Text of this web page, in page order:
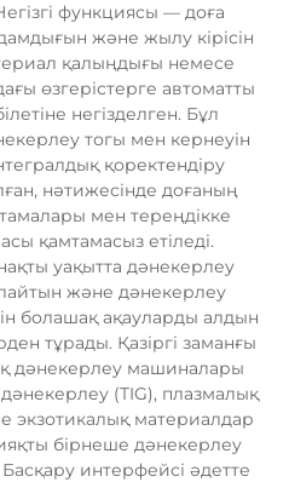
функциясы — доға
және жылу кірісін
қалыңдығы немесе
өзгерістерге автоматты
негізделген. Бұл
тогы мен кернеуін
қоректендіру
нәтижесінде доғаның
мен тереңдікке
қамтамасыз етіледі.
уақытта дәнекерлеу
және дәнекерлеу
болашақ ақауларды алдын
тұрады. Қазіргі заманғы
дәнекерлеу машиналары
(TIG), плазмалық
экзотикалық материалдар
бірнеше дәнекерлеу
интерфейсі әдетте